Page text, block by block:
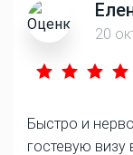
20
Быстро и
гостевую